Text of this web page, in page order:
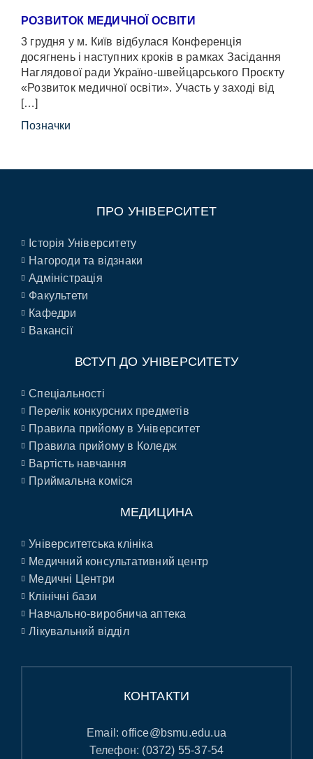
РОЗВИТОК МЕДИЧНОЇ ОСВІТИ
3 грудня у м. Київ відбулася Конференція
досягнень і наступних кроків в рамках Засідання
Наглядової ради Україно-швейцарського Проєкту
«Розвиток медичної освіти». Участь у заході від
[…]
Позначки
ПРО УНІВЕРСИТЕТ
Історія Університету
Нагороди та відзнаки
Адміністрація
Факультети
Кафедри
Вакансії
ВСТУП ДО УНІВЕРСИТЕТУ
Спеціальності
Перелік конкурсних предметів
Правила прийому в Університет
Правила прийому в Коледж
Вартість навчання
Приймальна коміся
МЕДИЦИНА
Університетська клініка
Медичний консультативний центр
Медичні Центри
Клінічні бази
Навчально-виробнича аптека
Лікувальний відділ
КОНТАКТИ
Email:office@bsmu.edu.ua
Телефон: (0372) 55-37-54